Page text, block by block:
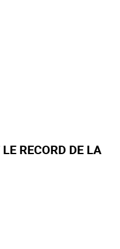
RECORD DE LA